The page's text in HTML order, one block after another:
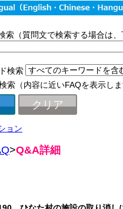
索（質問文で検索する場合は
検索
索（内容に近いFAQを表示しま
ョン
>Q&A詳細